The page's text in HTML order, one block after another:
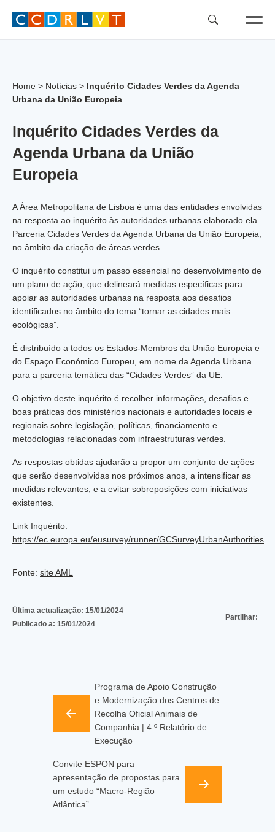
Home > Notícias > Inquérito Cidades Verdes da Agenda
Urbana da União Europeia
Inquérito Cidades Verdes da
Agenda Urbana da União
Europeia
A Área Metropolitana de Lisboa é uma das entidades envolvidas
na resposta ao inquérito às autoridades urbanas elaborado ela
Parceria Cidades Verdes da Agenda Urbana da União Europeia,
no âmbito da criação de áreas verdes.
O inquérito constitui um passo essencial no desenvolvimento de
um plano de ação, que delineará medidas específicas para
apoiar as autoridades urbanas na resposta aos desafios
identificados no âmbito do tema “tornar as cidades mais
ecológicas”.
É distribuído a todos os Estados-Membros da União Europeia e
do Espaço Económico Europeu, em nome da Agenda Urbana
para a parceria temática das “Cidades Verdes” da UE.
O objetivo deste inquérito é recolher informações, desafios e
boas práticas dos ministérios nacionais e autoridades locais e
regionais sobre legislação, políticas, financiamento e
metodologias relacionadas com infraestruturas verdes.
As respostas obtidas ajudarão a propor um conjunto de ações
que serão desenvolvidas nos próximos anos, a intensificar as
medidas relevantes, e a evitar sobreposições com iniciativas
existentes.
Link Inquérito:
https://ec.europa.eu/eusurvey/runner/GCSurveyUrbanAuthorities
Fonte: site AML
Última actualização: 15/01/2024
Publicado a: 15/01/2024
Partilhar:
Programa de Apoio Construção
e Modernização dos Centros de
Recolha Oficial Animais de
Companhia | 4.º Relatório de
Execução
Convite ESPON para
apresentação de propostas para
um estudo “Macro-Região
Atlântica”